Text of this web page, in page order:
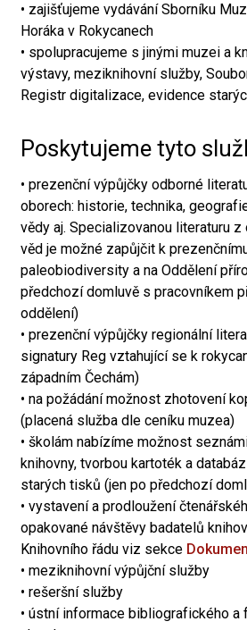
• zajišťujeme vydávání Sborníku
Horáka v Rokycanech
• spolupracujeme s jinými muzei a
výstavy, meziknihovní služby,
Registr digitalizace, evidence
Poskytujeme tyto
• prezenční výpůjčky odborné
oborech: historie, technika,
vědy aj. Specializovanou literaturu
věd je možné zapůjčit k
paleobiodiversity a na Oddělení
předchozí domluvě s pracovníkem
oddělení)
• prezenční výpůjčky regionální
signatury Reg vztahující se k
západním Čechám)
• na požádání možnost zhotovení
(placená služba dle ceníku muzea)
• školám nabízíme možnost
knihovny, tvorbou kartoték a
starých tisků (jen po předchozí
• vystavení a prodloužení
opakované návštěvy badatelů
Knihovního řádu viz sekce
• meziknihovní výpůjční služby
• rešeršní služby
• ústní informace bibliografického